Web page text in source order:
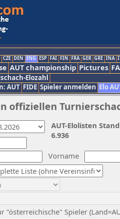
CZE DEN ENG ESP FAI FIN FRA GER GRE INA
AUT championship Pictures
Elozahl
AUT FIDE Spieler anmelden Elo
offiziellen
Vorname
"österreichische" Spieler
AUT-Elolisten
6.936